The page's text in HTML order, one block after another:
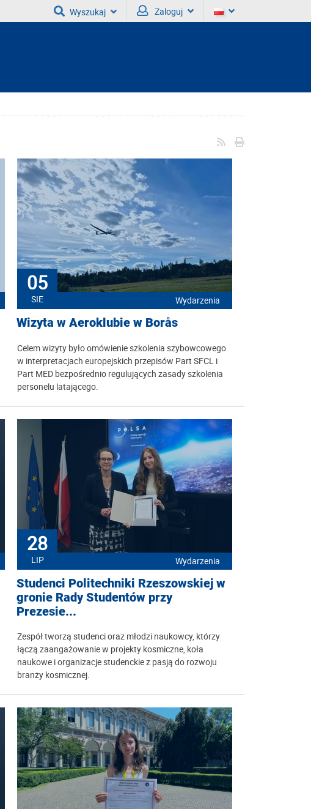
Wyszukaj Zaloguj
05
SIE Wydarzenia
Wizyta w Aeroklubie w Borås
Celem wizyty było omówienie szkolenia szybowcowego
w interpretacjach europejskich przepisów Part SFCL i
Part MED bezpośrednio regulujących zasady szkolenia
personelu latającego.
28
LIP Wydarzenia
Studenci Politechniki Rzeszowskiej w
gronie Rady Studentów przy
Prezesie...
Zespół tworzą studenci oraz młodzi naukowcy, którzy
łączą zaangażowanie w projekty kosmiczne, koła
naukowe i organizacje studenckie z pasją do rozwoju
branży kosmicznej.